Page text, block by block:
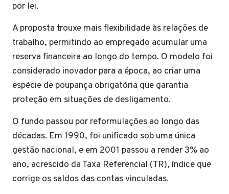
por lei.
A proposta trouxe mais flexibilidade às relações de
trabalho, permitindo ao empregado acumular uma
reserva financeira ao longo do tempo. O modelo foi
considerado inovador para a época, ao criar uma
espécie de poupança obrigatória que garantia
proteção em situações de desligamento.
O fundo passou por reformulações ao longo das
décadas. Em 1990, foi unificado sob uma única
gestão nacional, e em 2001 passou a render 3% ao
ano, acrescido da Taxa Referencial (TR), índice que
corrige os saldos das contas vinculadas.